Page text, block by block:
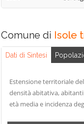
Comune di Isole
Dati di Sintesi
Estensione territoriale del
densità abitativa,
età media e incidenza